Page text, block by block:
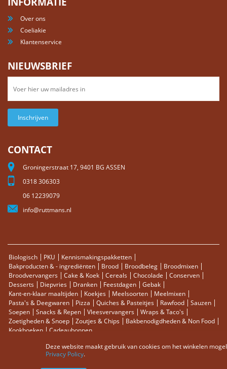
Over ons
Coeliakie
Klantenservice
NIEUWSBRIEF
Inschrijven
CONTACT
Groningerstraat 17, 9401 BG ASSEN
0318 306303
06 12239079
info@ruttmans.nl
Biologisch PKU
Kennismakingspakketten
Bakproducten & - ingrediënten
Brood Broodbeleg
Broodmixen
Broodvervangers
Cake & Koek Cereals Chocolade
Conserven
Desserts
Diepvries Dranken Feestdagen
Gebak
Kant-en-klaar maaltijden
Koekjes Meelsoorten
Meelmixen
Pasta's & Deegwaren
Pizza Quiches & Pasteitjes Rawfood
Sauzen
Soepen
Snacks & Repen Vleesvervangers
Wraps & Taco's
Zoetigheden & Snoep
Zoutjes & Chips
Bakbenodigdheden & Non Food
Kookboeken
Cadeaubonnen
Zoektermen Zoeken
Deze website maakt gebruik van cookies om het winkelen
Privacy Policy.